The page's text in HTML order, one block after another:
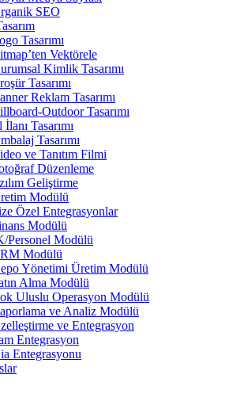
SEO
Tasarımı
Vektörele
Kimlik Tasarımı
Tasarımı
Reklam Tasarımı
Outdoor Tasarımı
İlanı Tasarımı
Tasarımı
ve Tanıtım Filmi
Düzenleme
Geliştirme
Modülü
Özel Entegrasyonlar
Modülü
Personel Modülü
Modülü
Yönetimi Üretim Modülü
Alma Modülü
Uluslu Operasyon Modülü
ve Analiz Modülü
ve Entegrasyon
Entegrasyon
Entegrasyonu